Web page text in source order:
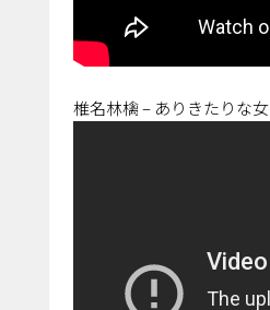
椎名林檎 – ありきたりな女